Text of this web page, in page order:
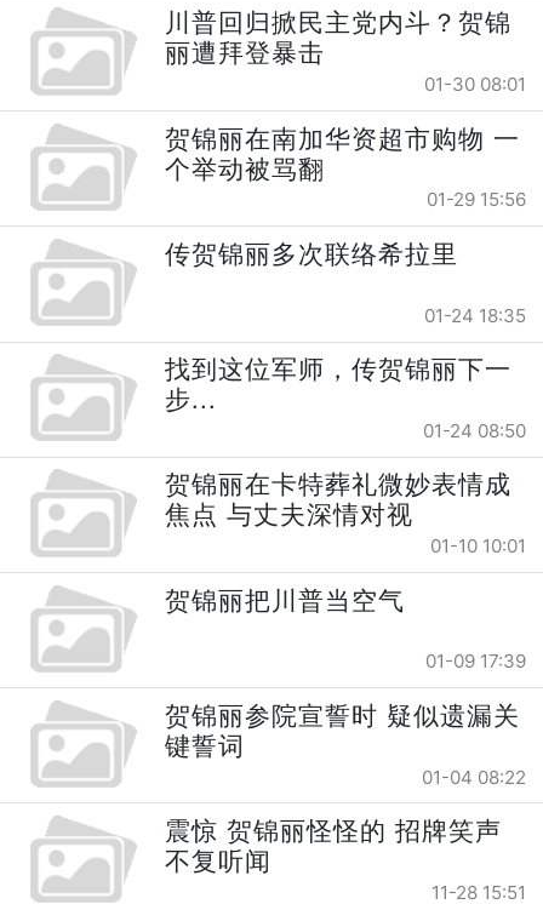
川普回归掀民主党内斗？贺锦
丽遭拜登暴击
01-30 08:01
贺锦丽在南加华资超市购物 一
个举动被骂翻
01-29 15:56
传贺锦丽多次联络希拉里
01-24 18:35
找到这位军师，传贺锦丽下一
步...
01-24 08:50
贺锦丽在卡特葬礼微妙表情成
焦点 与丈夫深情对视
01-10 10:01
贺锦丽把川普当空气
01-09 17:39
贺锦丽参院宣誓时 疑似遗漏关
键誓词
01-04 08:22
震惊 贺锦丽怪怪的 招牌笑声
不复听闻
11-28 15:51